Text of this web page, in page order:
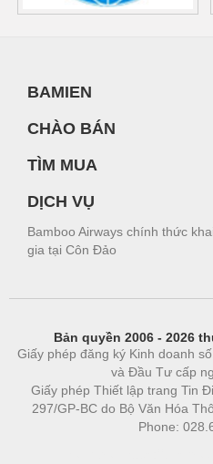
BAMIEN
CHÀO BÁN
TÌM MUA
DỊCH VỤ
Bamboo Airways chính thức
gia tại Côn Đảo
Bản quyền 2006 - 2026
Giấy phép đăng ký Kinh doanh
và Đầu Tư cấp
Giấy phép Thiết lập trang Tin
297/GP-BC do Bộ Văn Hóa
Phone: